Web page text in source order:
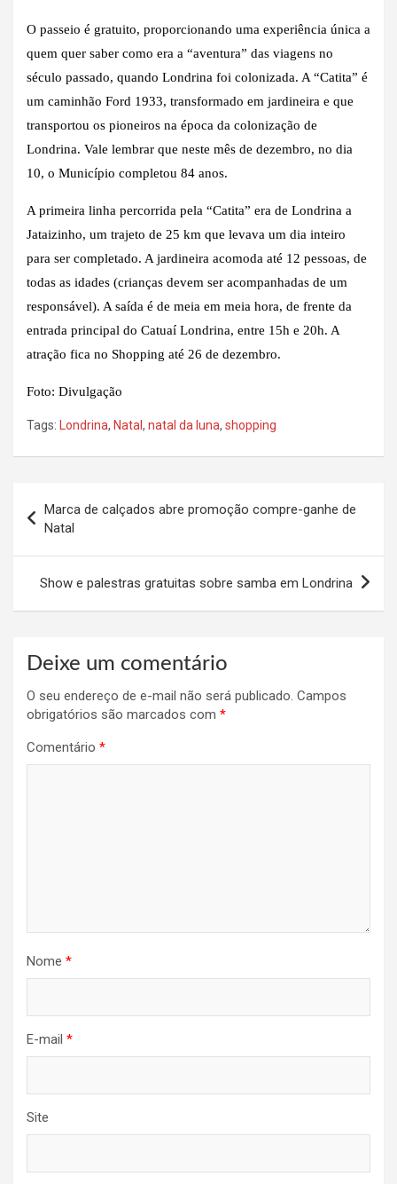
O passeio é gratuito, proporcionando uma experiência única a
quem quer saber como era a “aventura” das viagens no
século passado, quando Londrina foi colonizada. A “Catita” é
um caminhão Ford 1933, transformado em jardineira e que
transportou os pioneiros na época da colonização de
Londrina. Vale lembrar que neste mês de dezembro, no dia
10, o Município completou 84 anos.
A primeira linha percorrida pela “Catita” era de Londrina a
Jataizinho, um trajeto de 25 km que levava um dia inteiro
para ser completado. A jardineira acomoda até 12 pessoas, de
todas as idades (crianças devem ser acompanhadas de um
responsável). A saída é de meia em meia hora, de frente da
entrada principal do Catuaí Londrina, entre 15h e 20h. A
atração fica no Shopping até 26 de dezembro.
Foto: Divulgação
Tags: Londrina, Natal , natal da luna, shopping
de
Post
Marca de calçados abre promoção compre-ganhe de
Natal
Show e palestras gratuitas sobre samba em Londrina
Deixe um comentário
O seu endereço de e-mail não será publicado. Campos
obrigatórios são marcados com *
Comentário *
Nome *
E-mail *
Site